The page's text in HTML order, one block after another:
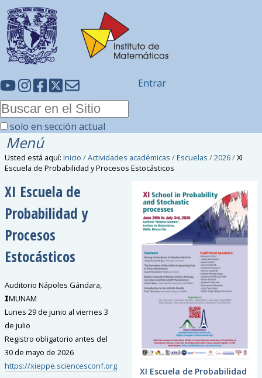
solo en sección actual
Entrar
Menú
Usted está aquí: Inicio /Actividades académicas /Escuelas /2026/XI
Escuela de Probabilidad y Procesos Estocásticos
XI Escuela de
Probabilidad y
Procesos
Estocásticos
Auditorio Nápoles Gándara,
𝗜MUNAM
Lunes 29 de junio al viernes 3
de julio
Registro obligatorio antes del
30 de mayo de 2026
https://xieppe.sciencesconf.org
XI Escuela de Probabilidad